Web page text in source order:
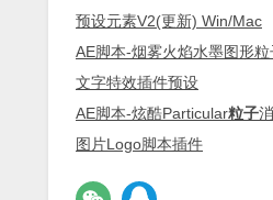
预设元素V2(更新) Win/Mac
AE脚本-烟雾火焰水墨图形
文字特效插件预设
AE脚本-炫酷Particular粒子
图片Logo脚本插件